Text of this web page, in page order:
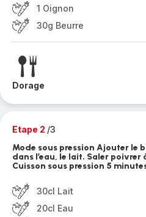
1 Oignon
30g Beurre
Dorage
Etape 2 /3
Mode sous pression Ajouter le
dans l’eau, le lait. Saler poivrer
Cuisson sous pression 5
30cl Lait
20cl Eau